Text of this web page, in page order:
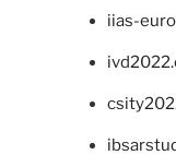
iias-